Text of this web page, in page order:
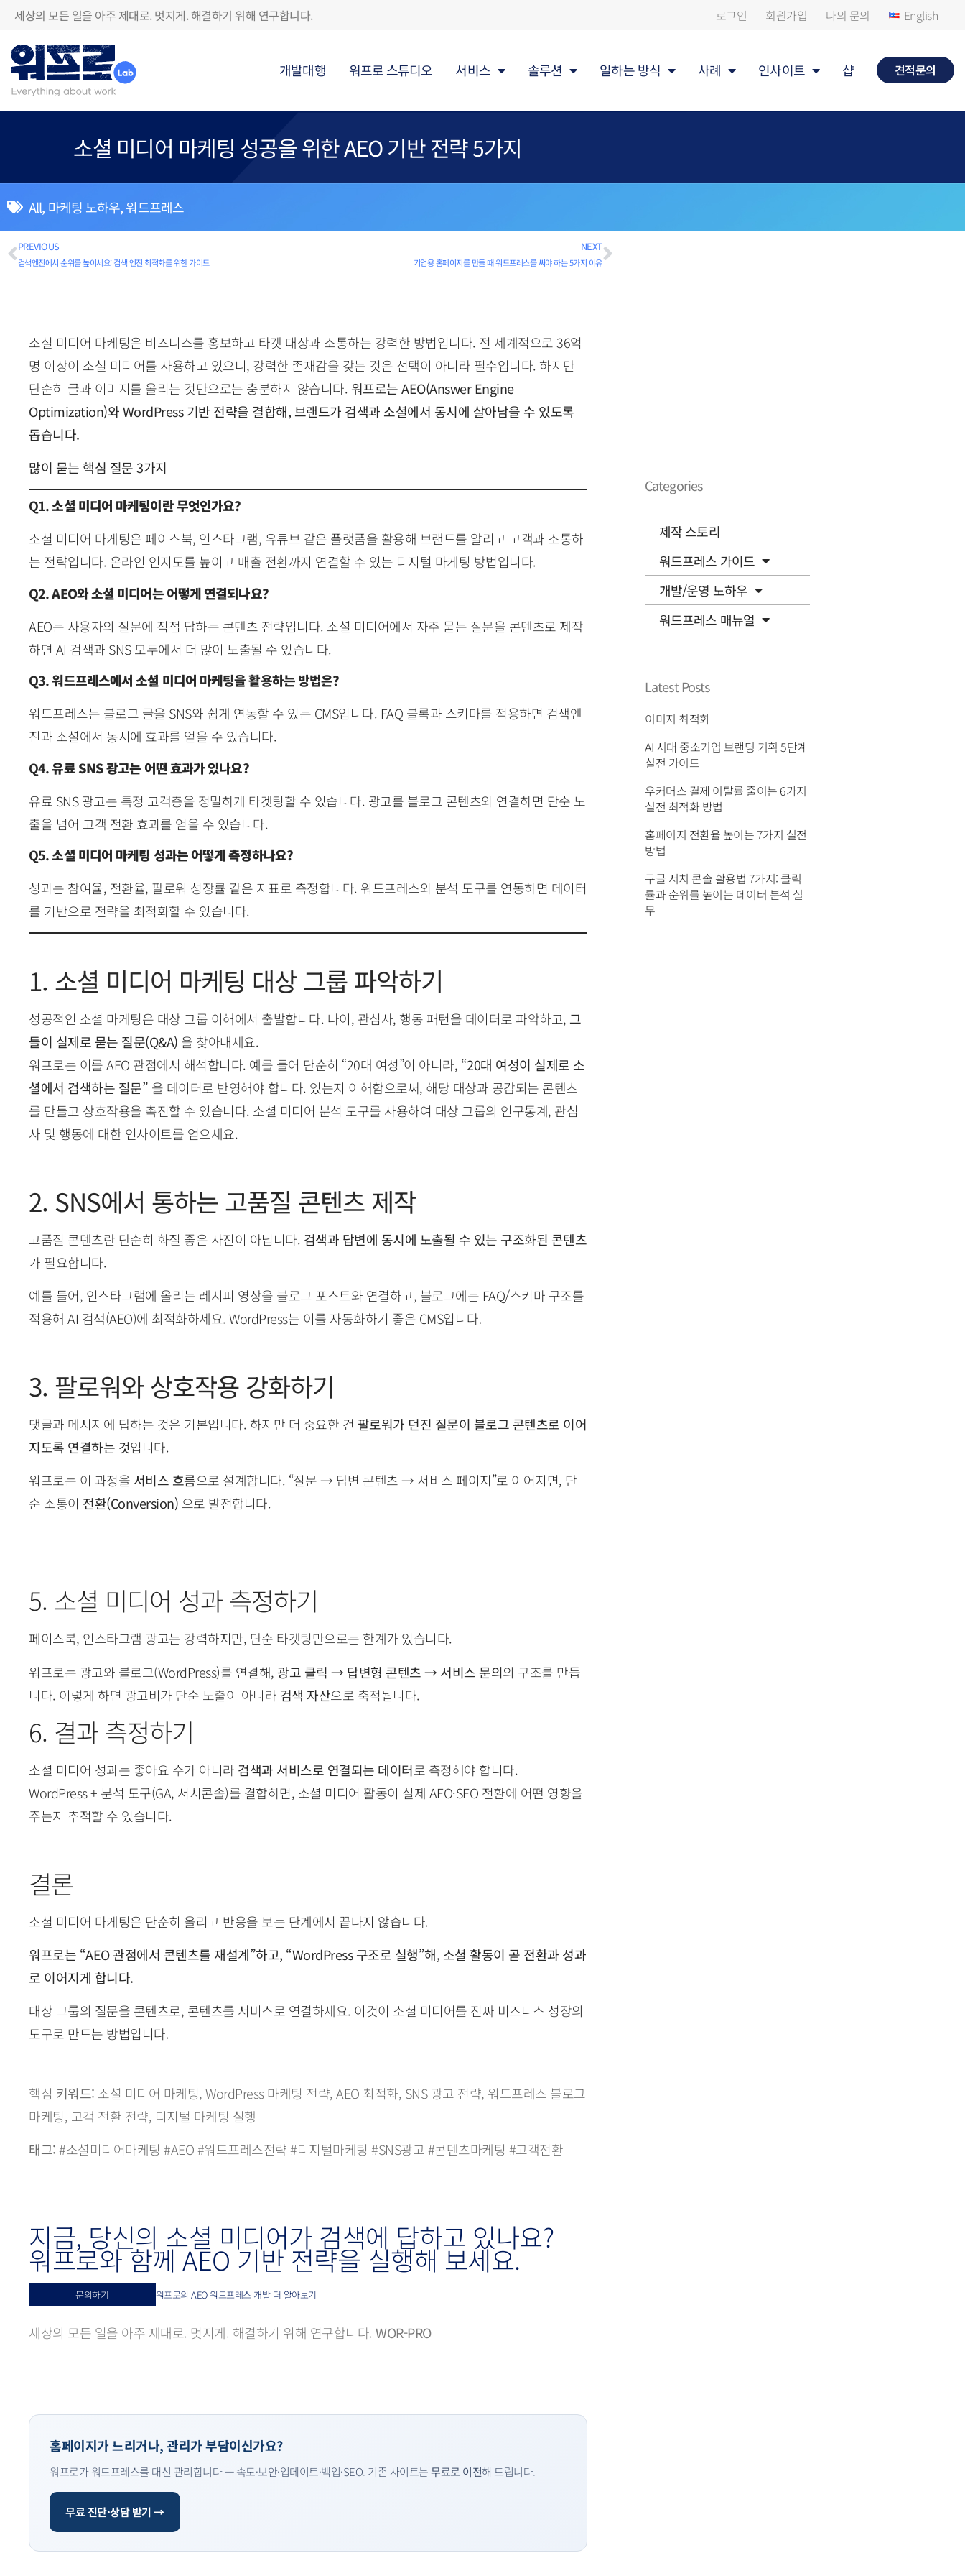
세상의 모든 일을 아주 제대로. 멋지게. 해결하기 위해 연구합니다. 로그인 회원가입 나의 문의 English
개발대행 워프로 스튜디오 서비스 솔루션 일하는 방식 사례 인사이트 샵 견적문의
소셜 미디어 마케팅 성공을 위한 AEO 기반 전략 5가지
All, 마케팅 노하우,워드프레스
PREVIOUS
검색엔진에서 순위를 높이세요: 검색 엔진 최적화를 위한 가이드
NEXT
기업용 홈페이지를 만들 때 워드프레스를 써야 하는 5가지 이유
소셜 미디어 마케팅은 비즈니스를 홍보하고 타겟 대상과 소통하는 강력한 방법입니다. 전 세계적으로 36억
명 이상이 소셜 미디어를 사용하고 있으니, 강력한 존재감을 갖는 것은 선택이 아니라 필수입니다. 하지만
단순히 글과 이미지를 올리는 것만으로는 충분하지 않습니다. 워프로는 AEO(Answer Engine
Optimization)와 WordPress 기반 전략을 결합해, 브랜드가 검색과 소셜에서 동시에 살아남을 수 있도록
돕습니다.
많이 묻는 핵심 질문 3가지
Q1.소셜 미디어 마케팅이란 무엇인가요?
소셜 미디어 마케팅은 페이스북, 인스타그램, 유튜브 같은 플랫폼을 활용해 브랜드를 알리고 고객과 소통하
는 전략입니다. 온라인 인지도를 높이고 매출 전환까지 연결할 수 있는 디지털 마케팅 방법입니다.
Q2.AEO와 소셜 미디어는 어떻게 연결되나요?
AEO는 사용자의 질문에 직접 답하는 콘텐츠 전략입니다. 소셜 미디어에서 자주 묻는 질문을 콘텐츠로 제작
하면 AI 검색과 SNS 모두에서 더 많이 노출될 수 있습니다.
Q3.워드프레스에서 소셜 미디어 마케팅을 활용하는 방법은?
워드프레스는 블로그 글을 SNS와 쉽게 연동할 수 있는 CMS입니다. FAQ 블록과 스키마를 적용하면 검색엔
진과 소셜에서 동시에 효과를 얻을 수 있습니다.
Q4.유료 SNS 광고는 어떤 효과가 있나요?
유료 SNS 광고는 특정 고객층을 정밀하게 타겟팅할 수 있습니다. 광고를 블로그 콘텐츠와 연결하면 단순 노
출을 넘어 고객 전환 효과를 얻을 수 있습니다.
Q5.소셜 미디어 마케팅 성과는 어떻게 측정하나요?
성과는 참여율, 전환율, 팔로워 성장률 같은 지표로 측정합니다. 워드프레스와 분석 도구를 연동하면 데이터
를 기반으로 전략을 최적화할 수 있습니다.
1. 소셜 미디어 마케팅 대상 그룹 파악하기
성공적인 소셜 마케팅은 대상 그룹 이해에서 출발합니다. 나이, 관심사, 행동 패턴을 데이터로 파악하고, 그
들이 실제로 묻는 질문(Q&A) 을 찾아내세요.
워프로는 이를 AEO 관점에서 해석합니다. 예를 들어 단순히 “20대 여성”이 아니라, “20대 여성이 실제로 소
셜에서 검색하는 질문” 을 데이터로 반영해야 합니다. 있는지 이해함으로써, 해당 대상과 공감되는 콘텐츠
를 만들고 상호작용을 촉진할 수 있습니다. 소셜 미디어 분석 도구를 사용하여 대상 그룹의 인구통계, 관심
사 및 행동에 대한 인사이트를 얻으세요.
2. SNS에서 통하는 고품질 콘텐츠 제작
고품질 콘텐츠란 단순히 화질 좋은 사진이 아닙니다. 검색과 답변에 동시에 노출될 수 있는 구조화된 콘텐츠
가 필요합니다.
예를 들어, 인스타그램에 올리는 레시피 영상을 블로그 포스트와 연결하고, 블로그에는 FAQ/스키마 구조를
적용해 AI 검색(AEO)에 최적화하세요. WordPress는 이를 자동화하기 좋은 CMS입니다.
3. 팔로워와 상호작용 강화하기
댓글과 메시지에 답하는 것은 기본입니다. 하지만 더 중요한 건 팔로워가 던진 질문이 블로그 콘텐츠로 이어
지도록 연결하는 것입니다.
워프로는 이 과정을 서비스 흐름으로 설계합니다. “질문 → 답변 콘텐츠 → 서비스 페이지”로 이어지면, 단
순 소통이 전환(Conversion) 으로 발전합니다.
5. 소셜 미디어 성과 측정하기
페이스북, 인스타그램 광고는 강력하지만, 단순 타겟팅만으로는 한계가 있습니다.
워프로는 광고와 블로그(WordPress)를 연결해,광고 클릭 → 답변형 콘텐츠 → 서비스 문의의 구조를 만듭
니다. 이렇게 하면 광고비가 단순 노출이 아니라 검색 자산으로 축적됩니다.
6. 결과 측정하기
소셜 미디어 성과는 좋아요 수가 아니라 검색과 서비스로 연결되는 데이터로 측정해야 합니다.
WordPress + 분석 도구(GA, 서치콘솔)를 결합하면, 소셜 미디어 활동이 실제 AEO·SEO 전환에 어떤 영향을
주는지 추적할 수 있습니다.
결론
소셜 미디어 마케팅은 단순히 올리고 반응을 보는 단계에서 끝나지 않습니다.
워프로는 “AEO 관점에서 콘텐츠를 재설계”하고, “WordPress 구조로 실행”해, 소셜 활동이 곧 전환과 성과
로 이어지게 합니다.
대상 그룹의 질문을 콘텐츠로, 콘텐츠를 서비스로 연결하세요. 이것이 소셜 미디어를 진짜 비즈니스 성장의
도구로 만드는 방법입니다.
핵심 키워드: 소셜 미디어 마케팅, WordPress 마케팅 전략, AEO 최적화, SNS 광고 전략, 워드프레스 블로그
마케팅, 고객 전환 전략, 디지털 마케팅 실행
태그:#소셜미디어마케팅 #AEO #워드프레스전략 #디지털마케팅 #SNS광고 #콘텐츠마케팅 #고객전환
지금, 당신의 소셜 미디어가 검색에 답하고 있나요?
워프로와 함께 AEO 기반 전략을 실행해 보세요.
문의하기 워프로의 AEO 워드프레스 개발 더 알아보기
세상의 모든 일을 아주 제대로. 멋지게. 해결하기 위해 연구합니다. WOR-PRO
홈페이지가 느리거나, 관리가 부담이신가요?
워프로가 워드프레스를 대신 관리합니다 — 속도·보안·업데이트·백업·SEO. 기존 사이트는무료로 이전해 드립니다.
무료 진단·상담 받기 →
Categories
제작 스토리
워드프레스 가이드
개발/운영 노하우
워드프레스 매뉴얼
Latest Posts
이미지 최적화
AI 시대 중소기업 브랜딩 기획 5단계
실전 가이드
우커머스 결제 이탈률 줄이는 6가지
실전 최적화 방법
홈페이지 전환율 높이는 7가지 실전
방법
구글 서치 콘솔 활용법 7가지: 클릭
률과 순위를 높이는 데이터 분석 실
무